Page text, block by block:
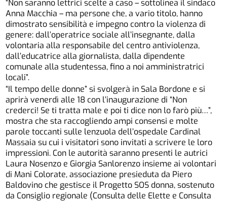
“Non saranno lettrici scelte a caso – sottolinea il sindaco
Anna Macchia – ma persone che, a vario titolo, hanno
dimostrato sensibilità e impegno contro la violenza di
genere: dall’operatrice sociale all’insegnante, dalla
volontaria alla responsabile del centro antiviolenza,
dall’educatrice alla giornalista, dalla dipendente
comunale alla studentessa, fino a noi amministratrici
locali”.
“Il tempo delle donne” si svolgerà in Sala Bordone e si
aprirà venerdì alle 18 con l’inaugurazione di “Non
crederci! Se ti tratta male e poi ti dice non lo farò più…”,
mostra che sta raccogliendo ampi consensi e molte
parole toccanti sulle lenzuola dell’ospedale Cardinal
Massaia su cui i visitatori sono invitati a scrivere le loro
impressioni. Con le autorità saranno presenti le autrici
Laura Nosenzo e Giorgia Sanlorenzo insieme ai volontari
di Mani Colorate, associazione presieduta da Piero
Baldovino che gestisce il Progetto SOS donna, sostenuto
da Consiglio regionale (Consulta delle Elette e Consulta